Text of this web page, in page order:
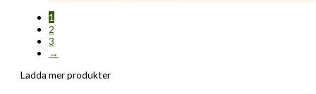
1
2
3
→
Ladda mer produkter